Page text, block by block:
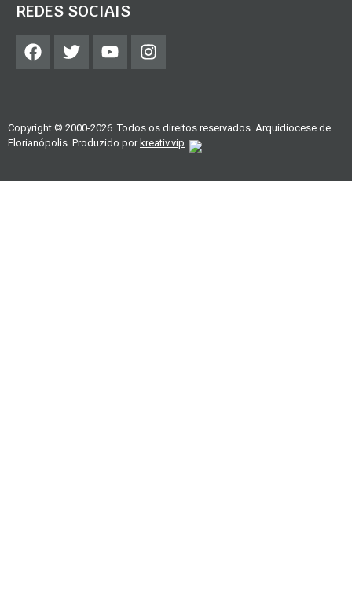
REDES SOCIAIS
Copyright © 2000-2026. Todos os direitos reservados. Arquidiocese de
Florianópolis. Produzido por kreativ.vip.